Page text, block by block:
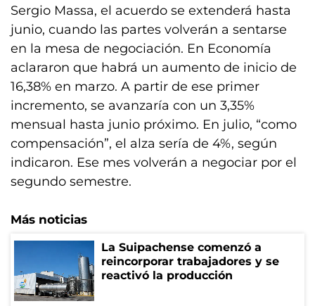
Sergio Massa, el acuerdo se extenderá hasta
junio, cuando las partes volverán a sentarse
en la mesa de negociación. En Economía
aclararon que habrá un aumento de inicio de
16,38% en marzo. A partir de ese primer
incremento, se avanzaría con un 3,35%
mensual hasta junio próximo. En julio, “como
compensación”, el alza sería de 4%, según
indicaron. Ese mes volverán a negociar por el
segundo semestre.
Más noticias
La Suipachense comenzó a
reincorporar trabajadores y se
reactivó la producción